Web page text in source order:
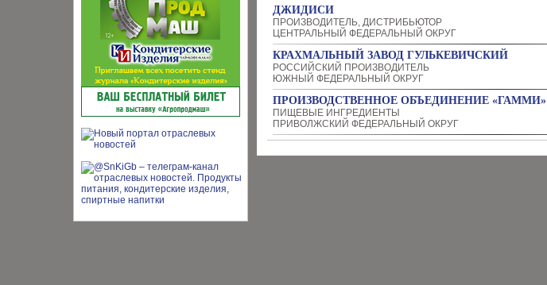
ДЖИДИСИ
ПРОИЗВОДИТЕЛЬ, ДИСТРИБЬЮТОР
ЦЕНТРАЛЬНЫЙ ФЕДЕРАЛЬНЫЙ ОКРУГ
КРАХМАЛЬНЫЙ ЗАВОД ГУЛЬКЕВИЧСКИЙ
РОССИЙСКИЙ ПРОИЗВОДИТЕЛЬ
ЮЖНЫЙ ФЕДЕРАЛЬНЫЙ ОКРУГ
ПРОИЗВОДСТВЕННОЕ ОБЪЕДИНЕНИЕ «ГАММИ»
ПИЩЕВЫЕ ИНГРЕДИЕНТЫ
ПРИВОЛЖСКИЙ ФЕДЕРАЛЬНЫЙ ОКРУГ